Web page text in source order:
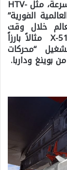
مثلHTV-
الفورية”
خلال وقت
X-مثالاً بارزاً
“محركات